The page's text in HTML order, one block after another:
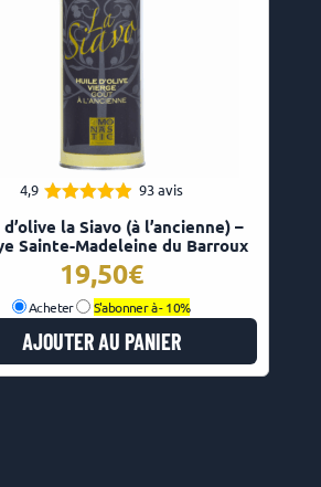
4,9
Note4.88
sur 5
93 avis
la Siavo (à l’ancienne) –
Sainte-Madeleine du Barroux
19,50
Acheter S'abonner à -10%
AJOUTER AU PANIER